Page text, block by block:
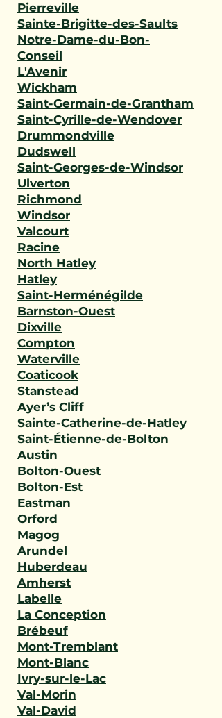
Pierreville
Sainte-Brigitte-des-Saults
Notre-Dame-du-Bon-
Conseil
L'Avenir
Wickham
Saint-Germain-de-Grantham
Saint-Cyrille-de-Wendover
Drummondville
Dudswell
Saint-Georges-de-Windsor
Ulverton
Richmond
Windsor
Valcourt
Racine
North Hatley
Hatley
Saint-Herménégilde
Barnston-Ouest
Dixville
Compton
Waterville
Coaticook
Stanstead
Ayer’s Cliff
Sainte-Catherine-de-Hatley
Saint-Étienne-de-Bolton
Austin
Bolton-Ouest
Bolton-Est
Eastman
Orford
Magog
Arundel
Huberdeau
Amherst
Labelle
La Conception
Brébeuf
Mont-Tremblant
Mont-Blanc
Ivry-sur-le-Lac
Val-Morin
Val-David